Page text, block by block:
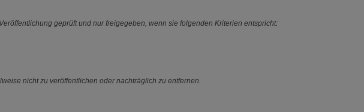
geprüft und nur freigegeben, wenn sie folgenden Kriterien entspricht:
nicht zu veröffentlichen oder nachträglich zu entfernen.